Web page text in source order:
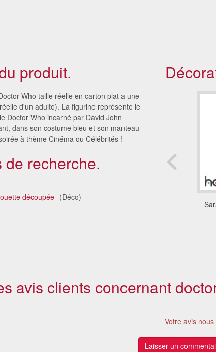
produit.
Who taille réelle en carton plat a une
d'un adulte). La figurine représente le
Doctor Who incarné par David John
dans son costume bleu et son manteau
à thème Cinéma ou Célébrités !
recherche.
découpée (Déco)
le
Daryl en carton taille réelle,
avis clients concernant
Votre avis
Laisser un